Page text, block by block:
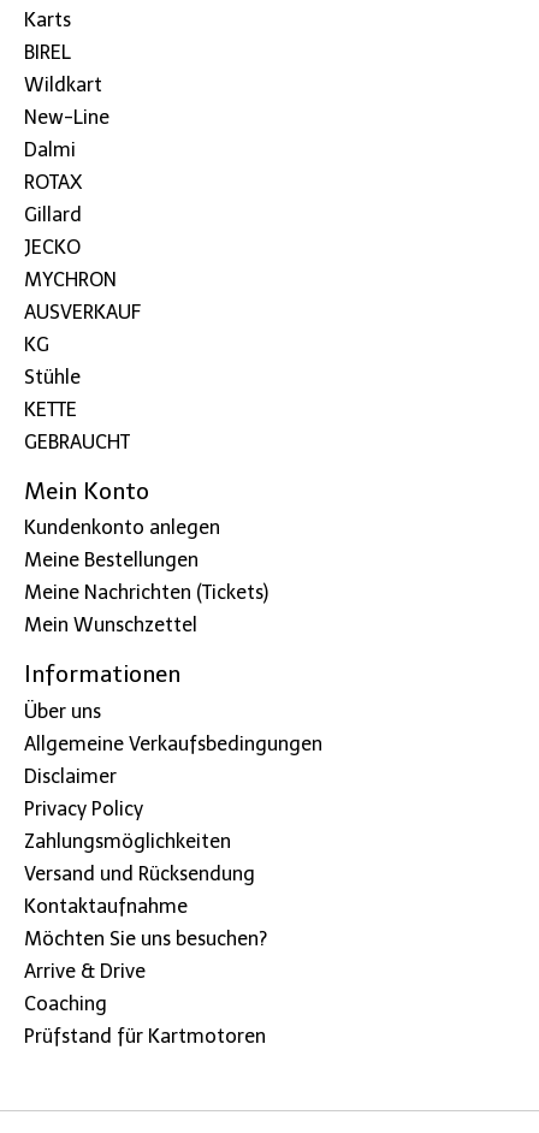
Karts
BIREL
Wildkart
New-Line
Dalmi
ROTAX
Gillard
JECKO
MYCHRON
AUSVERKAUF
KG
Stühle
KETTE
GEBRAUCHT
Mein Konto
Kundenkonto anlegen
Meine Bestellungen
Meine Nachrichten (Tickets)
Mein Wunschzettel
Informationen
Über uns
Allgemeine Verkaufsbedingungen
Disclaimer
Privacy Policy
Zahlungsmöglichkeiten
Versand und Rücksendung
Kontaktaufnahme
Möchten Sie uns besuchen?
Arrive & Drive
Coaching
Prüfstand für Kartmotoren